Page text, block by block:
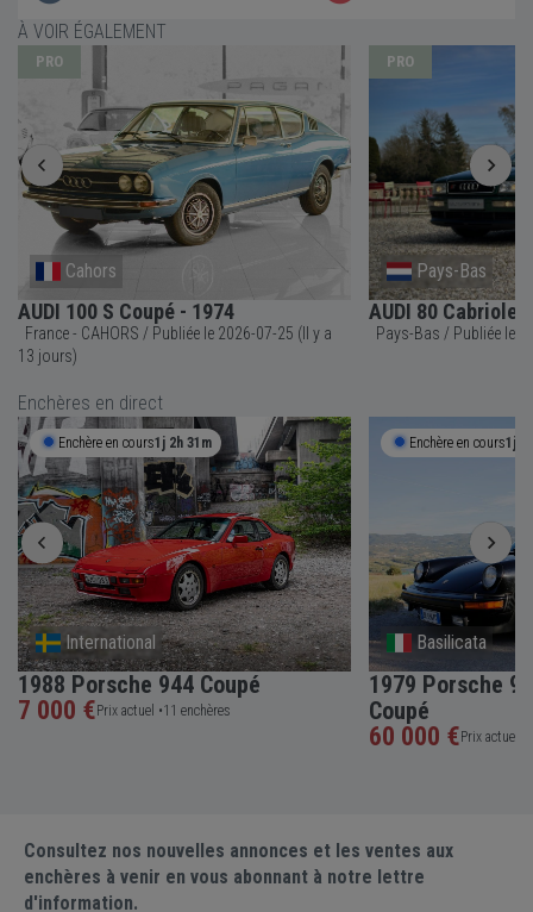
À VOIR ÉGALEMENT
PRO
Cahors
AUDI 100 S Coupé - 1974
France - CAHORS / Publiée le 2026-07-25 (Il y a
13 jours)
PRO
Pays-Bas
AUDI 80 Cabriolet
Pays-
Enchères en direct
Enchère en cours1j 2h 31m
International
1988 Porsche 944 Coupé
7 000 €Prix actuel •11 enchères
Enchère en cours1j
Basilicata
1979 Porsche
Coupé
60 000 €Prix actuel •
Consultez nos nouvelles annonces et les ventes aux
enchères à venir en vous abonnant à notre lettre
d'information.